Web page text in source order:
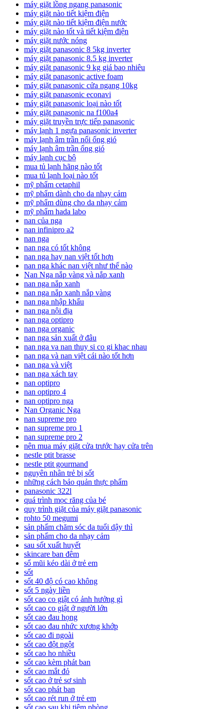
máy giặt lồng ngang panasonic
máy giặt nào tiết kiệm điện
máy giặt nào tiết kiệm điện nước
máy giặt nào tốt và tiết kiệm điện
máy giặt nước nóng
máy giặt panasonic 8 5kg inverter
máy giặt panasonic 8.5 kg inverter
máy giặt panasonic 9 kg giá bao nhiêu
máy giặt panasonic active foam
máy giặt panasonic cửa ngang 10kg
máy giặt panasonic econavi
máy giặt panasonic loại nào tốt
máy giặt panasonic na f100a4
máy giặt truyền trực tiếp panasonic
máy lạnh 1 ngựa panasonic inverter
máy lạnh âm trần nối ống gió
máy lạnh âm trần ống gió
máy lạnh cục bộ
mua tủ lạnh hãng nào tốt
mua tủ lạnh loại nào tốt
mỹ phẩm cetaphil
mỹ phẩm dành cho da nhạy cảm
mỹ phẩm dùng cho da nhạy cảm
mỹ phẩm hada labo
nan của nga
nan infinipro a2
nan nga
nan nga có tốt không
nan nga hay nan việt tốt hơn
nan nga khác nan việt như thế nào
Nan Nga nắp vàng và nắp xanh
nan nga nắp xanh
nan nga nắp xanh nắp vàng
nan nga nhập khẩu
nan nga nội địa
nan nga optipro
nan nga organic
nan nga sản xuất ở đâu
nan nga va nan thuy si co gi khac nhau
nan nga và nan việt cái nào tốt hơn
nan nga và việt
nan nga xách tay
nan optipro
nan optipro 4
nan optipro nga
Nan Organic Nga
nan supreme pro
nan supreme pro 1
nan supreme pro 2
nên mua máy giặt cửa trước hay cửa trên
nestle ptit brasse
nestle ptit gourmand
nguyên nhân trẻ bị sốt
những cách bảo quản thực phẩm
panasonic 322l
quá trình mọc răng của bé
quy trình giặt của máy giặt panasonic
rohto 50 megumi
sản phẩm chăm sóc da tuổi dậy thì
sản phẩm cho da nhạy cảm
sau sốt xuất huyết
skincare ban đêm
sổ mũi kéo dài ở trẻ em
sốt
sốt 40 độ có cao không
sốt 5 ngày liền
sốt cao co giật có ảnh hưởng gì
sốt cao co giật ở người lớn
sốt cao đau họng
sốt cao đau nhức xương khớp
sốt cao đi ngoài
sốt cao đột ngột
sốt cao ho nhiều
sốt cao kèm phát ban
sốt cao mắt đỏ
sốt cao ở trẻ sơ sinh
sốt cao phát ban
sốt cao rét run ở trẻ em